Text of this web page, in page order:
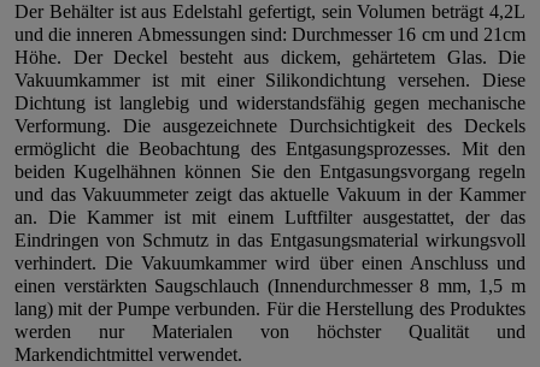
Der Behälter ist aus Edelstahl gefertigt, sein Volumen beträgt 4,2L
und die inneren Abmessungen sind: Durchmesser 16 cm und 21cm
Höhe. Der Deckel besteht aus dickem, gehärtetem Glas. Die
Vakuumkammer ist mit einer Silikondichtung versehen. Diese
Dichtung ist langlebig und widerstandsfähig gegen mechanische
Verformung. Die ausgezeichnete Durchsichtigkeit des Deckels
ermöglicht die Beobachtung des Entgasungsprozesses. Mit den
beiden Kugelhähnen können Sie den Entgasungsvorgang regeln
und das Vakuummeter zeigt das aktuelle Vakuum in der Kammer
an. Die Kammer ist mit einem Luftfilter ausgestattet, der das
Eindringen von Schmutz in das Entgasungsmaterial wirkungsvoll
verhindert. Die Vakuumkammer wird über einen Anschluss und
einen verstärkten Saugschlauch (Innendurchmesser 8 mm, 1,5 m
lang) mit der Pumpe verbunden. Für die Herstellung des Produktes
werden nur Materialen von höchster Qualität und
Markendichtmittel verwendet.